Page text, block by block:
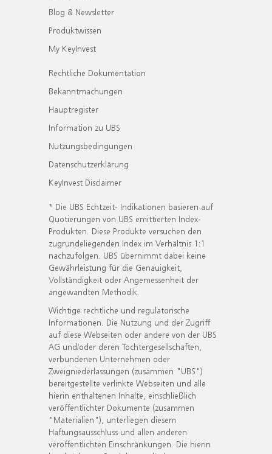
Blog & Newsletter
Produktwissen
My KeyInvest
Rechtliche Dokumentation
Bekanntmachungen
Hauptregister
Information zu UBS
Nutzungsbedingungen
Datenschutzerklärung
KeyInvest Disclaimer
* Die UBS Echtzeit- Indikationen basieren auf
Quotierungen von UBS emittierten Index-
Produkten. Diese Produkte versuchen den
zugrundeliegenden Index im Verhältnis 1:1
nachzufolgen. UBS übernimmt dabei keine
Gewährleistung für die Genauigkeit,
Vollständigkeit oder Angemessenheit der
angewandten Methodik.
Wichtige rechtliche und regulatorische
Informationen. Die Nutzung und der Zugriff
auf diese Webseiten oder andere von der UBS
AG und/oder deren Tochtergesellschaften,
verbundenen Unternehmen oder
Zweigniederlassungen (zusammen "UBS")
bereitgestellte verlinkte Webseiten und alle
hierin enthaltenen Inhalte, einschließlich
veröffentlichter Dokumente (zusammen
"Materialien"), unterliegen diesem
Haftungsausschluss und allen anderen
veröffentlichten Einschränkungen. Die hierin